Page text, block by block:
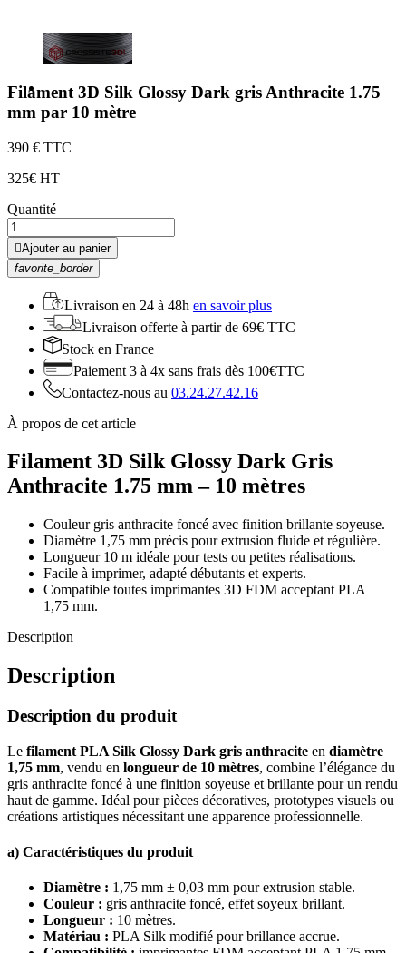
Filament 3D Silk Glossy Dark gris Anthracite 1.75
mm par 10 mètre
390 € TTC
325€ HT
Quantité
Ajouter au panier
favorite_border
Livraison en 24 à 48h en savoir plus
Livraison offerte à partir de 69€ TTC
Stock en France
Paiement 3 à 4x sans frais dès 100€TTC
Contactez-nous au 03.24.27.42.16
À propos de cet article
Filament 3D Silk Glossy Dark Gris
Anthracite 1.75 mm – 10 mètres
Couleur gris anthracite foncé avec finition brillante soyeuse.
Diamètre 1,75 mm précis pour extrusion fluide et régulière.
Longueur 10 m idéale pour tests ou petites réalisations.
Facile à imprimer, adapté débutants et experts.
Compatible toutes imprimantes 3D FDM acceptant PLA
1,75 mm.
Description
Description
Description du produit
Le filament PLA Silk Glossy Dark gris anthracite en diamètre
1,75 mm, vendu en longueur de 10 mètres, combine l’élégance du
gris anthracite foncé à une finition soyeuse et brillante pour un rendu
haut de gamme. Idéal pour pièces décoratives, prototypes visuels ou
créations artistiques nécessitant une apparence professionnelle.
a) Caractéristiques du produit
Diamètre : 1,75 mm ± 0,03 mm pour extrusion stable.
Couleur : gris anthracite foncé, effet soyeux brillant.
Longueur : 10 mètres.
Matériau : PLA Silk modifié pour brillance accrue.